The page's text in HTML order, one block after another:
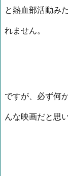
と熱血部活動み
れません。
ですが、必ず何
んな映画だと思